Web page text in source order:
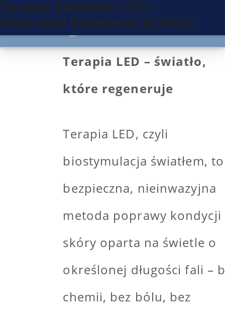
Monyer
Terapia Światłem LED –
Naturalna Regeneracja Skóry
Terapia LED – światło,
które regeneruje
Terapia LED, czyli
biostymulacja światłem, to
bezpieczna, nieinwazyjna
metoda poprawy kondycji
skóry oparta na świetle o
określonej długości fali –
chemii, bez bólu, bez